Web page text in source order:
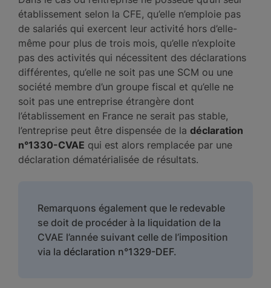
établissement selon la CFE, qu’elle n’emploie pas
de salariés qui exercent leur activité hors d’elle-
même pour plus de trois mois, qu’elle n’exploite
pas des activités qui nécessitent des déclarations
différentes, qu’elle ne soit pas une SCM ou une
société membre d’un groupe fiscal et qu’elle ne
soit pas une entreprise étrangère dont
l’établissement en France ne serait pas stable,
l’entreprise peut être dispensée de la déclaration
n°1330-CVAE qui est alors remplacée par une
déclaration dématérialisée de résultats.
Remarquons également que le redevable
se doit de procéder à la liquidation de la
CVAE l’année suivant celle de l’imposition
via la déclaration n°1329-DEF.